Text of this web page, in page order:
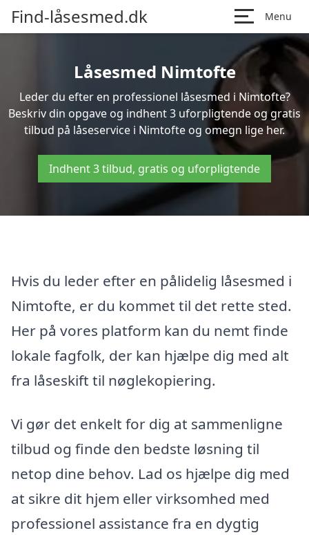
Find-låsesmed.dk Menu
Låsesmed Nimtofte
Leder du efter en professionel låsesmed i Nimtofte?
Beskriv din opgave og indhent 3 uforpligtende og gratis
tilbud på låseservice i Nimtofte og omegn lige her.
Indhent 3 tilbud, gratis og uforpligtende
Hvis du leder efter en pålidelig låsesmed i
Nimtofte, er du kommet til det rette sted.
Her på vores platform kan du nemt finde
lokale fagfolk, der kan hjælpe dig med alt
fra låseskift til nøglekopiering.
Vi gør det enkelt for dig at sammenligne
tilbud og finde den bedste løsning til
netop dine behov. Lad os hjælpe dig med
at sikre dit hjem eller virksomhed med
professionel assistance fra en dygtig